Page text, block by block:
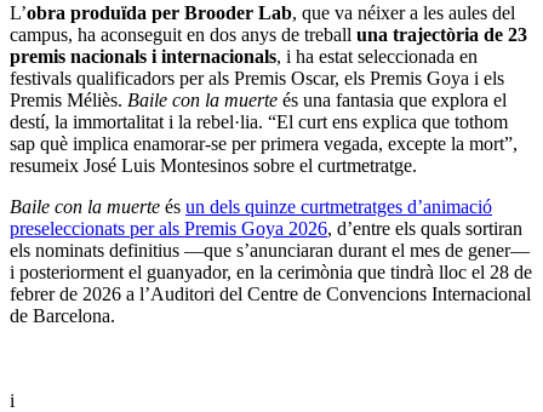
L’obra produïda per Brooder Lab, que va néixer a les aules del
campus, ha aconseguit en dos anys de treball una trajectòria de 23
premis nacionals i internacionals, i ha estat seleccionada en
festivals qualificadors per als Premis Oscar, els Premis Goya i els
Premis Méliès. Baile con la muerte és una fantasia que explora el
destí, la immortalitat i la rebel·lia. “El curt ens explica que tothom
sap què implica enamorar-se per primera vegada, excepte la mort”,
resumeix José Luis Montesinos sobre el curtmetratge.
Baile con la muerte és un dels quinze curtmetratges d’animació
preseleccionats per als Premis Goya 2026, d’entre els quals sortiran
els nominats definitius —que s’anunciaran durant el mes de gener—
i posteriorment el guanyador, en la cerimònia que tindrà lloc el 28 de
febrer de 2026 a l’Auditori del Centre de Convencions Internacional
de Barcelona.
i